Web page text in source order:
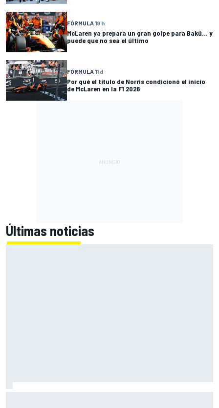
FÓRMULA 19 h
McLaren ya prepara un gran golpe para Bakú... y
puede que no sea el último
FÓRMULA 11 d
Por qué el título de Norris condicionó el inicio
de McLaren en la F1 2026
Últimas noticias